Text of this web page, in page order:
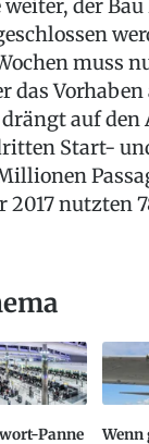
der
muss
das
auf den
Start-
2017 nutzten
Panne
Wenn